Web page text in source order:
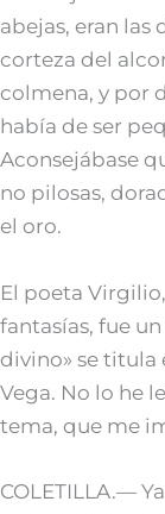
abejas, eran las
corteza del
colmena, y por
había de ser
Aconsejábase
no pilosas,
el oro.
El poeta Virgilio,
fantasías, fue
divino» se titula
Vega. No lo he
tema, que me
COLETILLA.—